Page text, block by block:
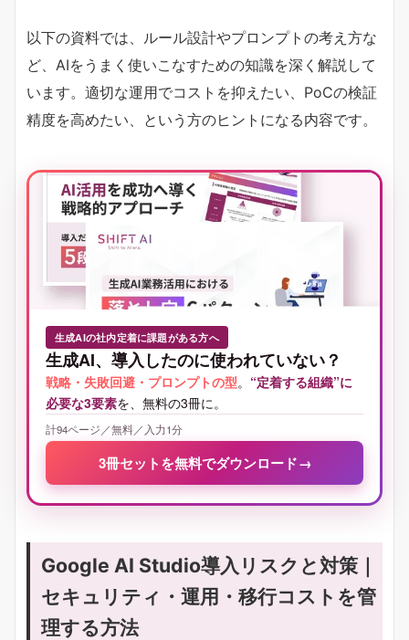
以下の資料では、ルール設計やプロンプトの考え方な
ど、AIをうまく使いこなすための知識を深く解説して
います。適切な運用でコストを抑えたい、PoCの検証
精度を高めたい、という方のヒントになる内容です。
生成AIの社内定着に課題がある方へ
生成AI、導入したのに使われていない？
戦略・失敗回避・プロンプトの型。 “定着する組織”に
必要な3要素を、無料の3冊に。
計94ページ／無料／入力1分
3冊セットを無料でダウンロード →
Google AI Studio導入リスクと対策｜
セキュリティ・運用・移行コストを管
理する方法